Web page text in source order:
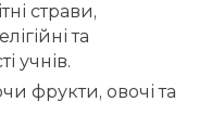
страви,
та
учнів.
фрукти, овочі та